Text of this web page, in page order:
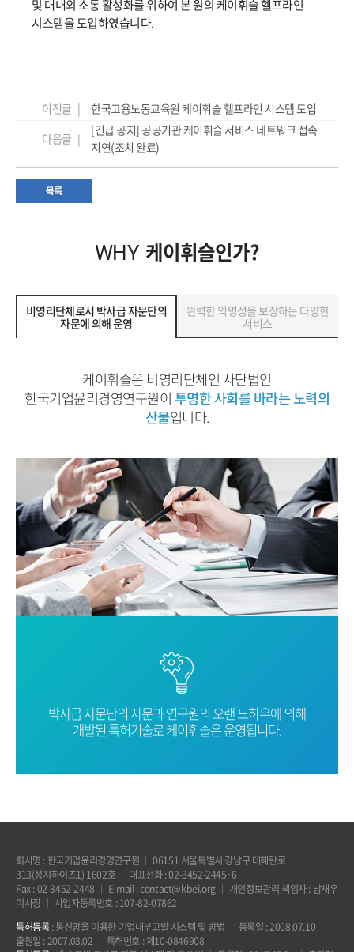
및 대내외 소통 활성화를 위하여 본 원의 케이휘슬 헬프라인
시스템을 도입하였습니다.
이전글 |
한국고용노동교육원 케이휘슬 헬프라인 시스템 도입
다음글 |
[긴급 공지] 공공기관 케이휘슬 서비스 네트워크 접속
지연(조치 완료)
WHY 케이휘슬인가?
비영리단체로서 박사급 자문단의
자문에 의해 운영
완벽한 익명성을 보장하는 다양한
서비스
케이휘슬은 비영리단체인 사단법인
한국기업윤리경영연구원이투명한 사회를 바라는 노력의
산물입니다.
박사급 자문단의 자문과 연구원의 오랜노하우에 의해
개발된 특허기술로케이휘슬은 운영됩니다.
회사명 : 한국기업윤리경영연구원
06151 서울특별시 강남구 테헤란로
313(성지하이츠1) 1602호
대표전화 : 02-3452-2445~6
Fax : 02-3452-2448
E-mail : contact@kbei.org
개인정보관리 책임자 : 남재우
이사장
사업자등록번호 : 107-82-07862
특허등록: 통신망을 이용한 기업내부고발 시스템 및 방법
등록일 : 2008.07.10
출원일 : 2007.03.02
특허번호 : 제10-0846908